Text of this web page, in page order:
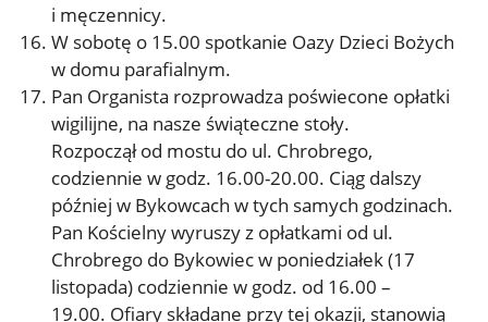
i męczennicy.
W sobotę o 15.00 spotkanie Oazy Dzieci Bożych
w domu parafialnym.
Pan Organista rozprowadza poświecone opłatki
wigilijne, na nasze świąteczne stoły.
Rozpoczął od mostu do ul. Chrobrego,
codziennie w godz. 16.00-20.00. Ciąg dalszy
później w Bykowcach w tych samych godzinach.
Pan Kościelny wyruszy z opłatkami od ul.
Chrobrego do Bykowiec w poniedziałek (17
listopada) codziennie w godz. od 16.00 –
19.00. Ofiary składane przy tej okazji, stanowią